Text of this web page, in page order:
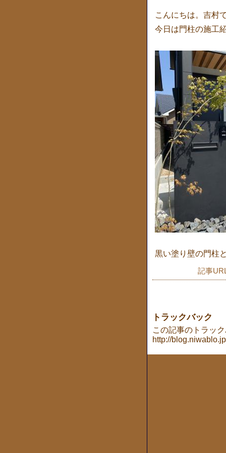
こんにちは。吉村
今日は門柱の施工
黒い塗り壁の門柱
記事
トラックバック
この記事のトラッ
http://